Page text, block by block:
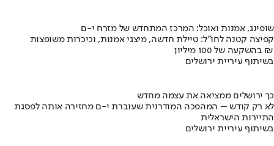
שופינג, אמנות ואוכל: המרכז המתחדש של מזרח י-ם
קפיצה קטנה לחו"ל: טיילת חדשה, מיצגי אמנות, וכיכרות משופצות
בהשקעה של 100 מיליון ₪
בשיתוף עיריית ירושלים
כך ירושלים ממציאה את עצמה מחדש
לא רק קודש – המהפכה המודרנית שעוברת י-ם מחזירה אותה לפסגת
התיירות הישראלית
בשיתוף עיריית ירושלים